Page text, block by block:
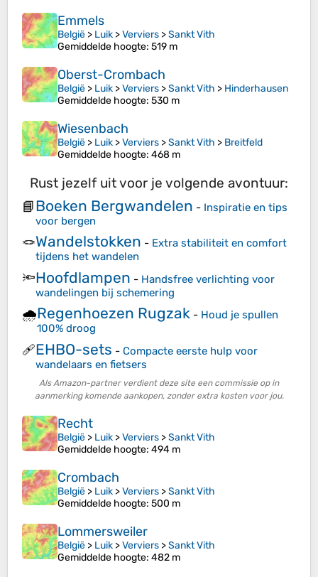
Emmels
België > Luik >Verviers >Sankt Vith
Gemiddelde hoogte: 519 m
Oberst-Crombach
België > Luik >Verviers >Sankt Vith > Hinderhausen
Gemiddelde hoogte: 530 m
Wiesenbach
België > Luik >Verviers >Sankt Vith > Breitfeld
Gemiddelde hoogte: 468 m
Rust jezelf uit voor je volgende avontuur:
📘Boeken Bergwandelen - Inspiratie en tips
voor bergen
🪢Wandelstokken - Extra stabiliteit en comfort
tijdens het wandelen
🔦Hoofdlampen - Handsfree verlichting voor
wandelingen bij schemering
🌧️Regenhoezen Rugzak - Houd je spullen
100% droog
🩹EHBO-sets - Compacte eerste hulp voor
wandelaars en fietsers
Als Amazon-partner verdient deze site een commissie op in
aanmerking komende aankopen, zonder extra kosten voor jou.
Recht
België > Luik >Verviers >Sankt Vith
Gemiddelde hoogte: 494 m
Crombach
België > Luik >Verviers >Sankt Vith
Gemiddelde hoogte: 500 m
Lommersweiler
België > Luik >Verviers >Sankt Vith
Gemiddelde hoogte: 482 m